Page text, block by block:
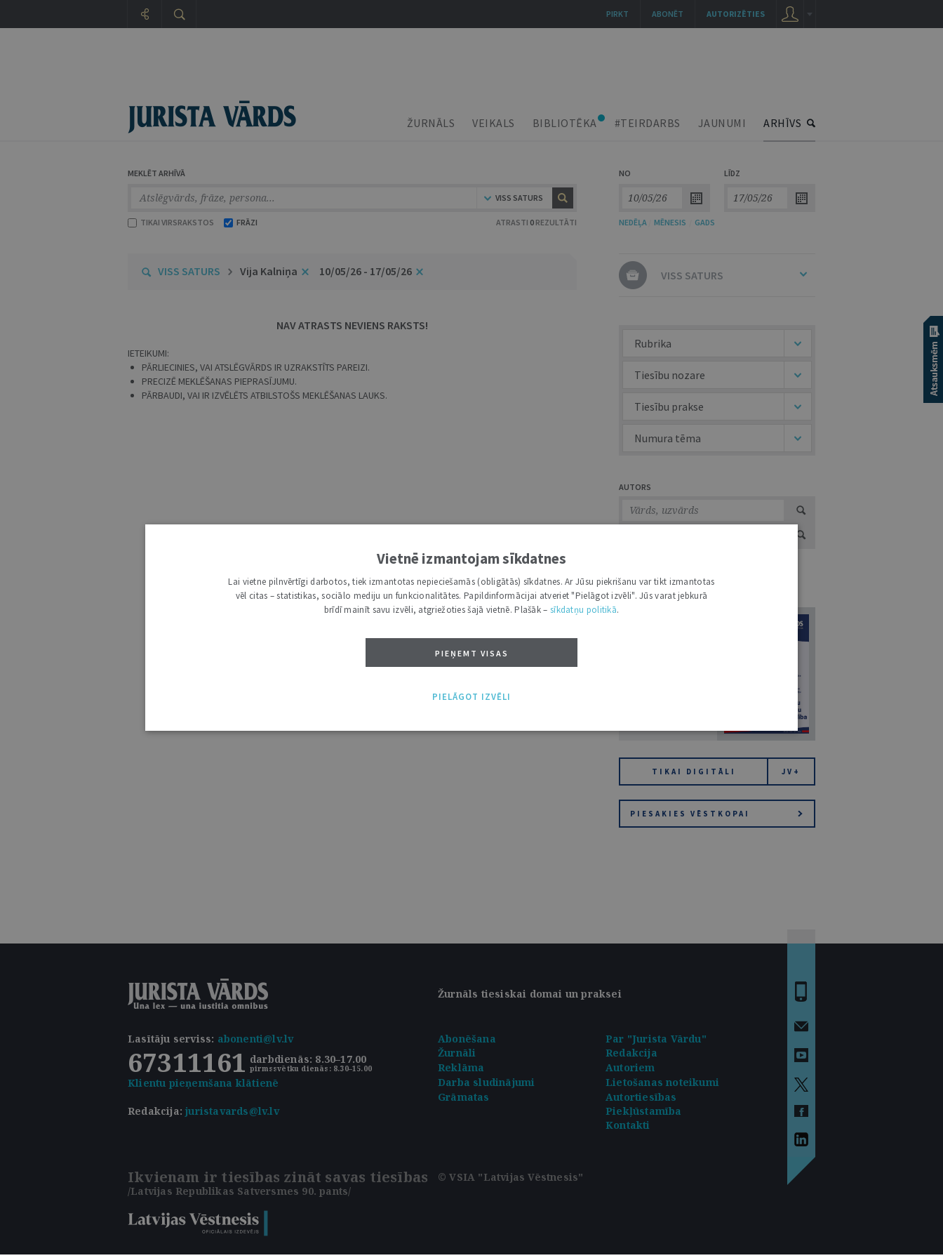
ŽURNĀLS VEIKALS BIBLIOTĒKA #TEIRDARBS JAUNUMI ARHĪVS
MEKLĒT ARHĪVĀ
VISS SATURS
TIKAI VIRSRAKSTOS FRĀZI ATRASTI 0 REZULTĀTI
NO LĪDZ
NEDĒĻA MĒNESIS GADS
VISS SATURS Vija Kalniņa 10/05/26 - 17/05/26
NAV ATRASTS NEVIENS RAKSTS!
IETEIKUMI:
PĀRLIECINIES, VAI ATSLĒGVĀRDS IR UZRAKSTĪTS PAREIZI.
PRECIZĒ MEKLĒŠANAS PIEPRASĪJUMU.
PĀRBAUDI, VAI IR IZVĒLĒTS ATBILSTOŠS MEKLĒŠANAS LAUKS.
VISS SATURS
Rubrika
Tiesību nozare
Tiesību prakse
Numura tēma
AUTORS
ŽURNĀLU KATALOGS /
TIKAI DIGITĀLI JV+
PIESAKIES VĒSTKOPAI
Žurnāls tiesiskai domai un praksei
Lasītāju serviss: abonenti@lv.lv
67311161 darbdienās: 8.30–17.00
pirmssvētku dienās: 8.30–15.00
Klientu pieņemšana klātienē
Abonēšana
Par "Jurista Vārdu"
Žurnāli
Redakcija
Reklāma
Autoriem
Darba sludinājumi
Lietošanas noteikumi
Redakcija:juristavards@lv.lv
Grāmatas
Autortiesības
Piekļūstamība
Kontakti
Ikvienam ir tiesības zināt savas tiesības
/Latvijas Republikas Satversmes 90. pants/
© VSIA "Latvijas Vēstnesis"
AUTORIZĒTIES
ABONĒT
PIRKT
Vietnē izmantojam sīkdatnes
Lai vietne pilnvērtīgi darbotos, tiek izmantotas nepieciešamās (obligātās) sīkdatnes. Ar Jūsu piekrišanu var tikt izmantotas
vēl citas – statistikas, sociālo mediju un funkcionalitātes. Papildinformācijai atveriet "Pielāgot izvēli". Jūs varat jebkurā
brīdī mainīt savu izvēli, atgriežoties šajā vietnē. Plašāk – sīkdatņu politikā.
PIEŅEMT VISAS
PIELĀGOT IZVĒLI